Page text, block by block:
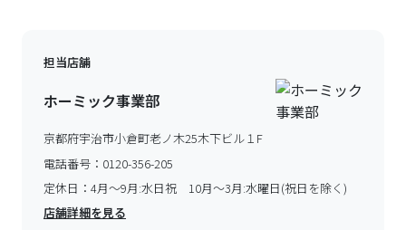
担当店舗
ホーミック事業部
京都府宇治市小倉町老ノ木25木下ビル１F
電話番号： 0120-356-205
定休日： 4月～9月:水日祝 10月～3月:水曜日(祝日を除く)
店舗詳細を見る